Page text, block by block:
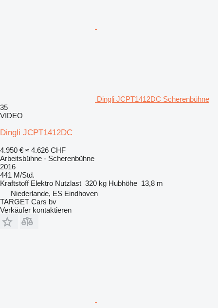
Dingli JCPT1412DC Scherenbühne
35
VIDEO
Dingli JCPT1412DC
4.950 € ≈ 4.626 CHF
Arbeitsbühne - Scherenbühne
2016
441 M/Std.
Kraftstoff Elektro Nutzlast 320 kg Hubhöhe 13,8 m
Niederlande, ES Eindhoven
TARGET Cars bv
Verkäufer kontaktieren